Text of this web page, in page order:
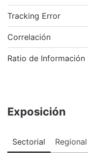
Tracking Error
Correlación
Ratio de Información
Exposición
Sectorial Regional